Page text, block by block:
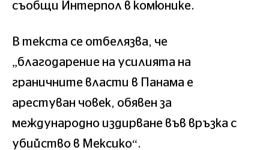
съобщи Интерпол в комюнике.
В текста се отбелязва, че
„благодарение на усилията на
граничните власти в Панама е
арестуван човек, обявен за
международно издирване във връзка с
убийство в Мексико“.